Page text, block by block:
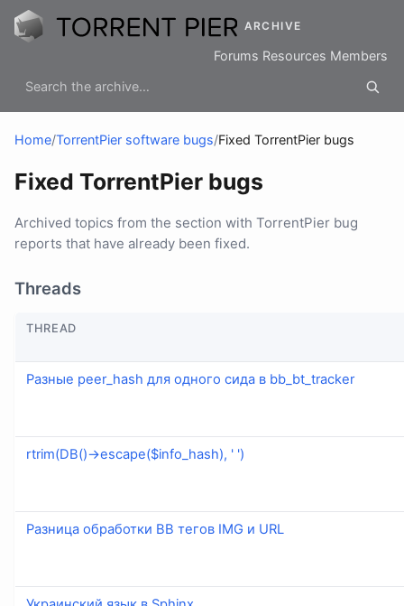
ARCHIVE
Forums Resources Members
Home/TorrentPier software bugs/Fixed TorrentPier bugs
Fixed TorrentPier bugs
Archived topics from the section with TorrentPier bug
reports that have already been fixed.
Threads
THREAD
Разные peer_hash для одного сида в bb_bt_tracker
rtrim(DB()->escape($info_hash), ' ')
Разница обработки BB тегов IMG и URL